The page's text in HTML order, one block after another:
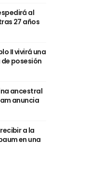
al
27 años
II vivirá una
posesión
ancestral
anuncia
a la
en una